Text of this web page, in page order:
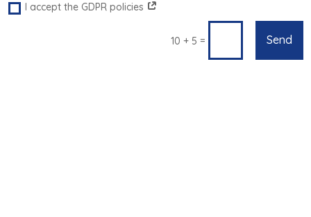
I accept the GDPR policies
10 + 5 = Send